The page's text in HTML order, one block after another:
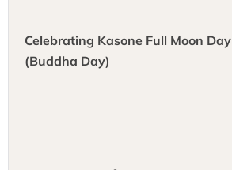
Celebrating Kasone Full Moon Day
(Buddha Day)